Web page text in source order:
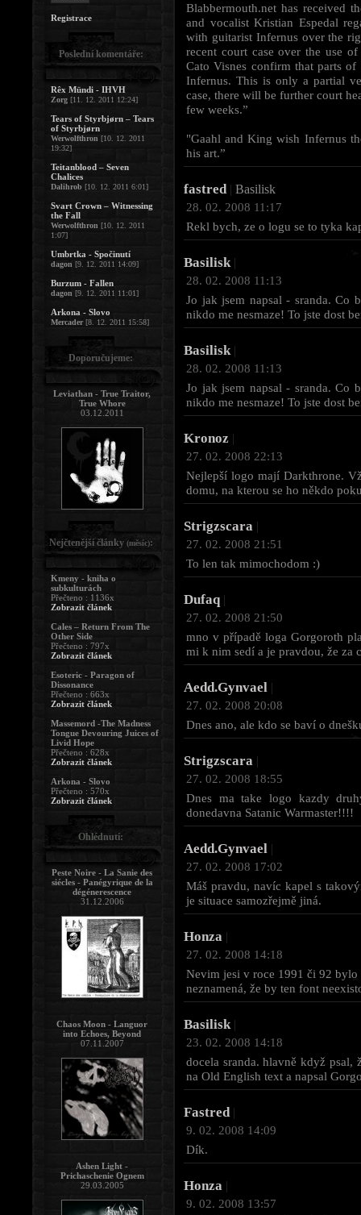
Blabbermouth.net has received
and vocalist Kristian Espedal
with guitarist Infernus over the
recent court case over the use
Cato Visnes confirm that parts
Infernus. This is only a partial
case, there will be further court
few weeks.”
"Gaahl and King wish Infernus
his art.”
fastred | Basilisk
28. 02. 2008 11:17
Rekl bych, ze o logu se to tyka
Basilisk |
28. 02. 2008 11:13
Jo jak jsem napsal - sranda. Co
nikdo me nesmaze! To jste dost
Basilisk |
28. 02. 2008 11:13
Jo jak jsem napsal - sranda. Co
nikdo me nesmaze! To jste dost
Kronoz |
27. 02. 2008 22:13
Nejlepší logo mají Darkthrone.
domu, na kterou se ho někdo
Strigzscara |
27. 02. 2008 21:51
To len tak mimochodom :)
Dufaq |
27. 02. 2008 21:50
mno v případě loga Gorgoroth
mi k nim sedí a je pravdou, že za
Aedd.Gynvael |
27. 02. 2008 20:08
Dnes ano, ale kdo se baví o
Strigzscara |
27. 02. 2008 18:55
Dnes ma take logo kazdy
donedavna Satanic Warmaster!!!!
Aedd.Gynvael |
27. 02. 2008 17:02
Máš pravdu, navíc kapel s
je situace samozřejmě jiná.
Honza |
27. 02. 2008 14:18
Nevim jesi v roce 1991 či 92 bylo
neznamená, že by ten font
Basilisk |
23. 02. 2008 14:18
docela sranda. hlavně když
na Old English text a napsal
Fastred |
9. 02. 2008 14:09
Dík.
Honza |
9. 02. 2008 13:57
Registrace
Poslední komentáře:
Rêx Mündi - IHVH
Zorg [11. 12. 2011 12:24]
Tears of Styrbjørn – Tears
of Styrbjørn
Werwolfthron [10. 12. 2011
19:32]
Teitanblood – Seven
Chalices
Dalihrob [10. 12. 2011 6:01]
Svart Crown – Witnessing
the Fall
Werwolfthron [10. 12. 2011
1:07]
Umbrtka - Spočinutí
dagon [9. 12. 2011 14:09]
Burzum - Fallen
dagon [9. 12. 2011 11:01]
Arkona - Slovo
Mercader[8. 12. 2011 15:58]
Doporučujeme:
Leviathan - True Traitor,
True Whore
03.12.2011
Nejčtenější články (měsíc):
Kmeny - kniha o
subkulturách
Přečteno : 1136x
Zobrazit článek
Cales – Return From The
Other Side
Přečteno : 797x
Zobrazit článek
Esoteric - Paragon of
Dissonance
Přečteno : 663x
Zobrazit článek
Massemord -The Madness
Tongue Devouring Juices of
Livid Hope
Přečteno : 628x
Zobrazit článek
Arkona - Slovo
Přečteno : 570x
Zobrazit článek
Ohlédnutí:
Peste Noire - La Sanie des
siécles - Panégyrique de la
dégénerescence
31.12.2006
Chaos Moon - Languor
into Echoes, Beyond
07.11.2007
Ashen Light -
Prichaschenie Ognem
29.03.2005